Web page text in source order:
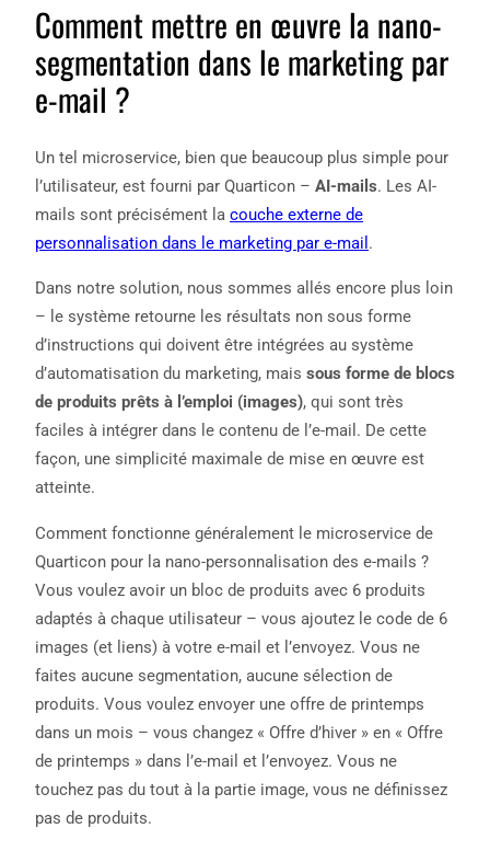
Comment mettre en œuvre la nano-
segmentation dans le marketing par
e-mail ?
Un tel microservice, bien que beaucoup plus simple pour
l’utilisateur, est fourni par Quarticon – AI-mails. Les AI-
mails sont précisément la couche externe de
personnalisation dans le marketing par e-mail .
Dans notre solution, nous sommes allés encore plus loin
– le système retourne les résultats non sous forme
d’instructions qui doivent être intégrées au système
d’automatisation du marketing, mais sous forme de blocs
de produits prêts à l’emploi (images), qui sont très
faciles à intégrer dans le contenu de l’e-mail. De cette
façon, une simplicité maximale de mise en œuvre est
atteinte.
Comment fonctionne généralement le microservice de
Quarticon pour la nano-personnalisation des e-mails ?
Vous voulez avoir un bloc de produits avec 6 produits
adaptés à chaque utilisateur – vous ajoutez le code de 6
images (et liens) à votre e-mail et l’envoyez. Vous ne
faites aucune segmentation, aucune sélection de
produits. Vous voulez envoyer une offre de printemps
dans un mois – vous changez « Offre d’hiver » en « Offre
de printemps » dans l’e-mail et l’envoyez. Vous ne
touchez pas du tout à la partie image, vous ne définissez
pas de produits.